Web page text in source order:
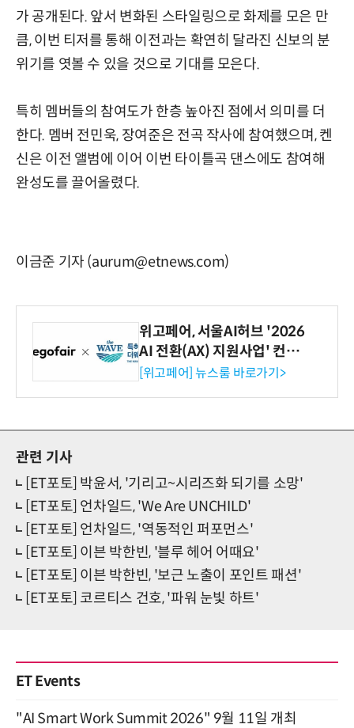
가 공개된다. 앞서 변화된 스타일링으로 화제를 모은 만
큼, 이번 티저를 통해 이전과는 확연히 달라진 신보의 분
위기를 엿볼 수 있을 것으로 기대를 모은다.
특히 멤버들의 참여도가 한층 높아진 점에서 의미를 더
한다. 멤버 전민욱, 장여준은 전곡 작사에 참여했으며, 켄
신은 이전 앨범에 이어 이번 타이틀곡 댄스에도 참여해
완성도를 끌어올렸다.
이금준 기자 (aurum@etnews.com)
위고페어, 서울AI허브 '2026
AI 전환(AX) 지원사업' 컨소
시엄 선정
[위고페어] 뉴스룸 바로가기>
관련 기사
[ET포토] 박윤서, '기리고~시리즈화 되기를 소망'
[ET포토] 언차일드, 'We Are UNCHILD'
[ET포토] 언차일드, '역동적인 퍼포먼스'
[ET포토] 이븐 박한빈, '블루 헤어 어때요'
[ET포토] 이븐 박한빈, '보근 노출이 포인트 패션'
[ET포토] 코르티스 건호, '파워 눈빛 하트'
ET Events
"AI Smart Work Summit 2026" 9월 11일 개최